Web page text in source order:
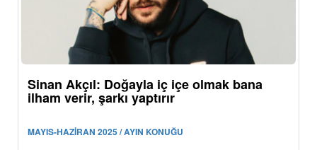
Sinan Akçıl: Doğayla iç içe olmak bana
ilham verir, şarkı yaptırır
MAYIS-HAZİRAN 2025 / AYIN KONUĞU